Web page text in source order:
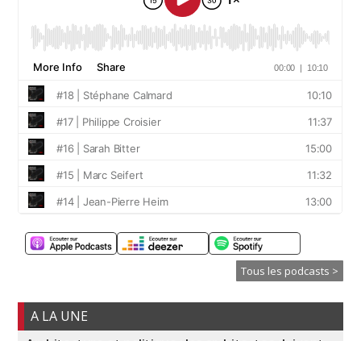
Tous les podcasts >
A LA UNE